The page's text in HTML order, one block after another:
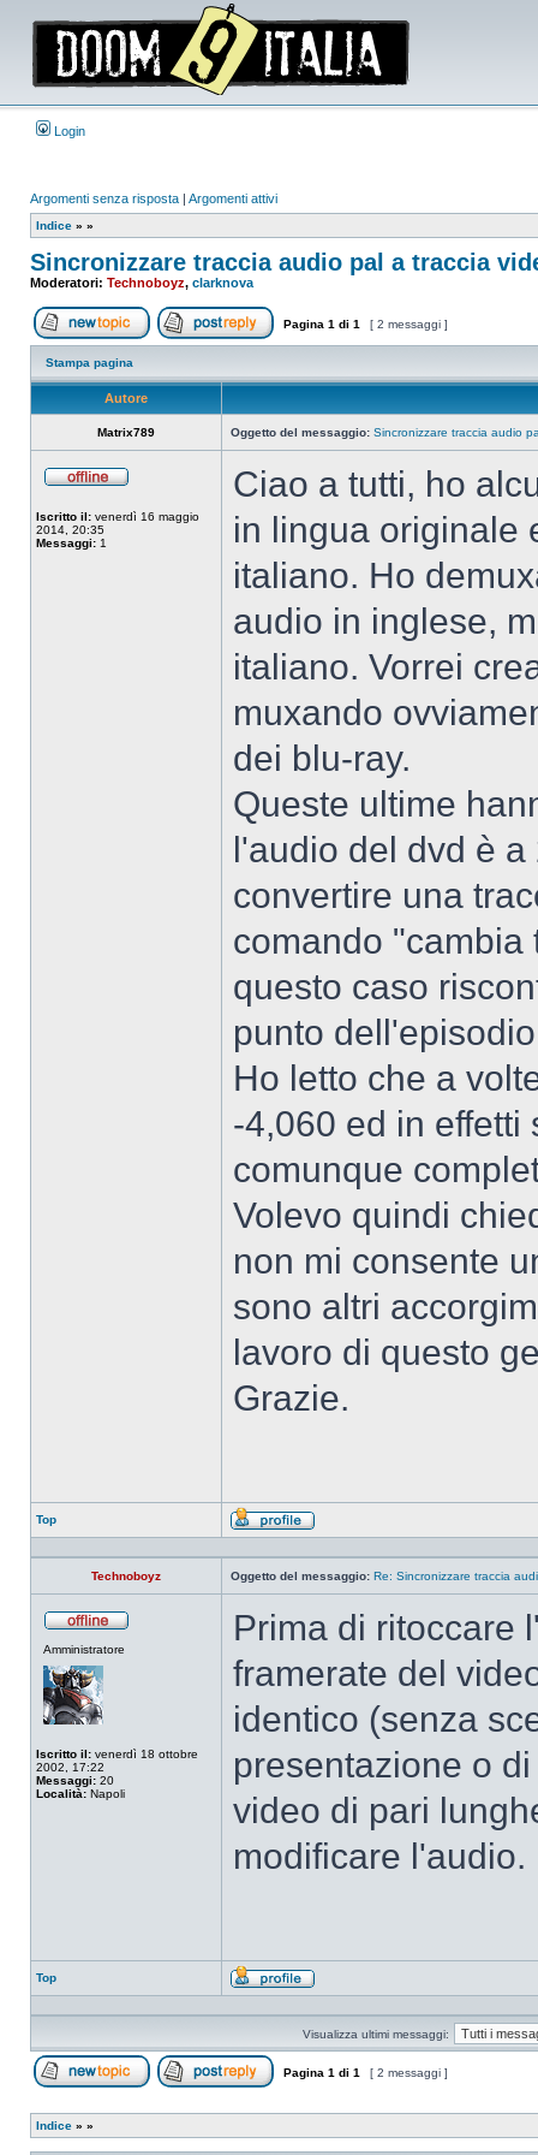
Login
Argomenti senza risposta | Argomenti attivi
Indice » »
Sincronizzare traccia audio pal a traccia
Moderatori: Technoboyz, clarknova
Apri un nuovo argomentoRispondi all’argomento
Pagina 1 di 1 [ 2 messaggi ]
Stampa pagina
Autore
Matrix789 Oggetto del messaggio: Sincronizzare traccia audio
Iscritto il: venerdì 16 maggio
2014, 20:35
Messaggi: 1
Ciao a tutti, ho
in lingua originale
italiano. Ho
audio in inglese,
italiano. Vorrei
muxando
dei blu-ray.
Queste ultime
l'audio del dvd è
convertire una
comando "cambia
questo caso
punto
Ho letto che a
-4,060 ed in effetti
comunque
Volevo quindi
non mi consente
sono altri
lavoro di questo
Grazie.
Top
Profilo
Technoboyz Oggetto del messaggio: Re: Sincronizzare traccia
Amministratore
Iscritto il: venerdì 18 ottobre
2002, 17:22
Messaggi: 20
Località: Napoli
Prima di ritoccare
framerate del
identico (senza
presentazione o
video di pari
modificare l'audio.
Top
Profilo
Visualizza ultimi messaggi:
Pagina 1 di 1 [ 2 messaggi ]
Indice » »